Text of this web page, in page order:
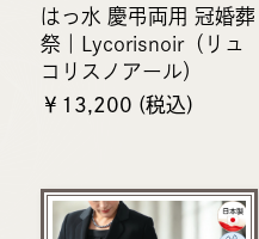
はっ水 慶弔両用 冠婚葬
祭｜Lycorisnoir（リュ
コリスノアール）
￥13,200 (税込)